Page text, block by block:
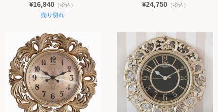
¥16,940 （税込）
売り切れ
¥24,750（税込）